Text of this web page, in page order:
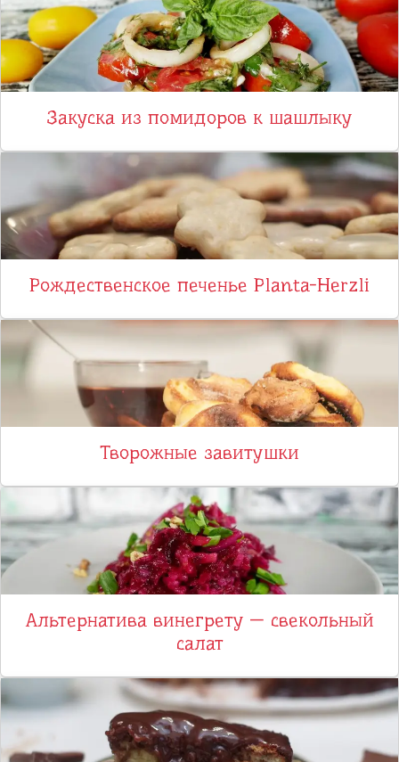
Закуска из помидоров к шашлыку
Рождественское печенье Planta-Herzli
Творожные завитушки
Альтернатива винегрету — свекольный
салат